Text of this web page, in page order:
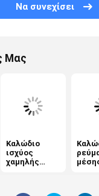
Να συνεχίσει
Μας
Καλώδιο
ισχύος
χαμηλής